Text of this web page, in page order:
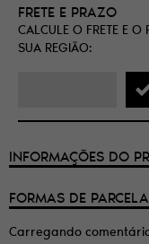
FRETE E PRAZO
CALCULE O FRETE E
SUA REGIÃO:
INFORMAÇÕES DO
FORMAS DE
Carregando